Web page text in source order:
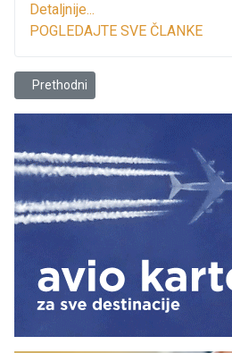
Detaljnije...
POGLEDAJTE SVE ČLANKE
Prethodni članak: Dok vozovi idu......
Prethodni